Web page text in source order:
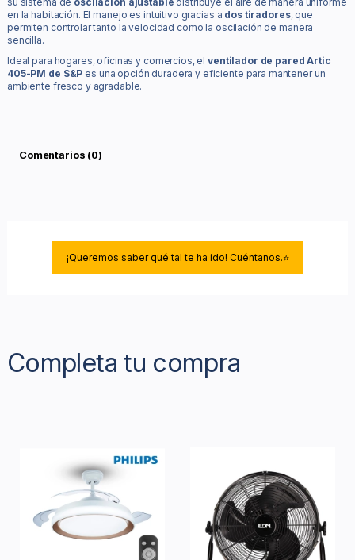
en la habitación. El manejo es intuitivo gracias a dos tiradores, que
permiten controlar tanto la velocidad como la oscilación de manera
sencilla.
Ideal para hogares, oficinas y comercios, elventilador de pared Artic
405-PM de S&P es una opción duradera y eficiente para mantener un
ambiente fresco y agradable.
Comentarios (0)
¡Queremos saber qué tal te ha ido! Cuéntanos.⭐
Completa tu compra